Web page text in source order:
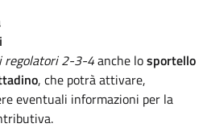
regolatori 2-3-4anche losportello
, che potrà attivare,
eventuali informazioni per la